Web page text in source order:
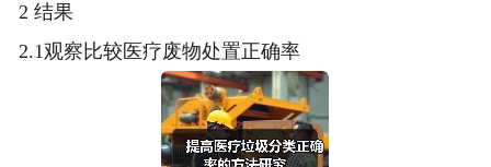
2 结果
2.1观察比较医疗废物处置正确率